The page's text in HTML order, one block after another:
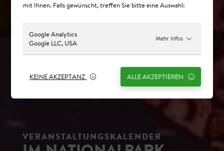
VERANSTALTUNGSKALENDER
mit Ihnen. Falls gewünscht, treffen Sie bitte eine Auswahl:
Google Analytics
Google LLC, USA
Mehr Infos
KEINE AKZEPTANZ ALLE AKZEPTIEREN